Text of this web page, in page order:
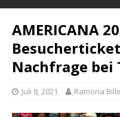
AMERICANA
Nachfrage bei
Juli 8, 2021 Ramona